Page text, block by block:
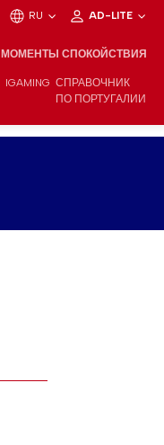
RU AD-LITE
МОМЕНТЫ СПОКОЙСТВИЯ
IGAMING СПРАВОЧНИК
ПО ПОРТУГАЛИИ